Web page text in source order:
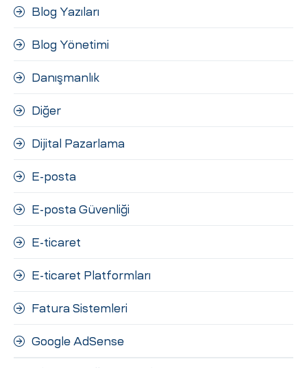
Blog Yazıları
Blog Yönetimi
Danışmanlık
Diğer
Dijital Pazarlama
E-posta
E-posta Güvenliği
E-ticaret
E-ticaret Platformları
Fatura Sistemleri
Google AdSense